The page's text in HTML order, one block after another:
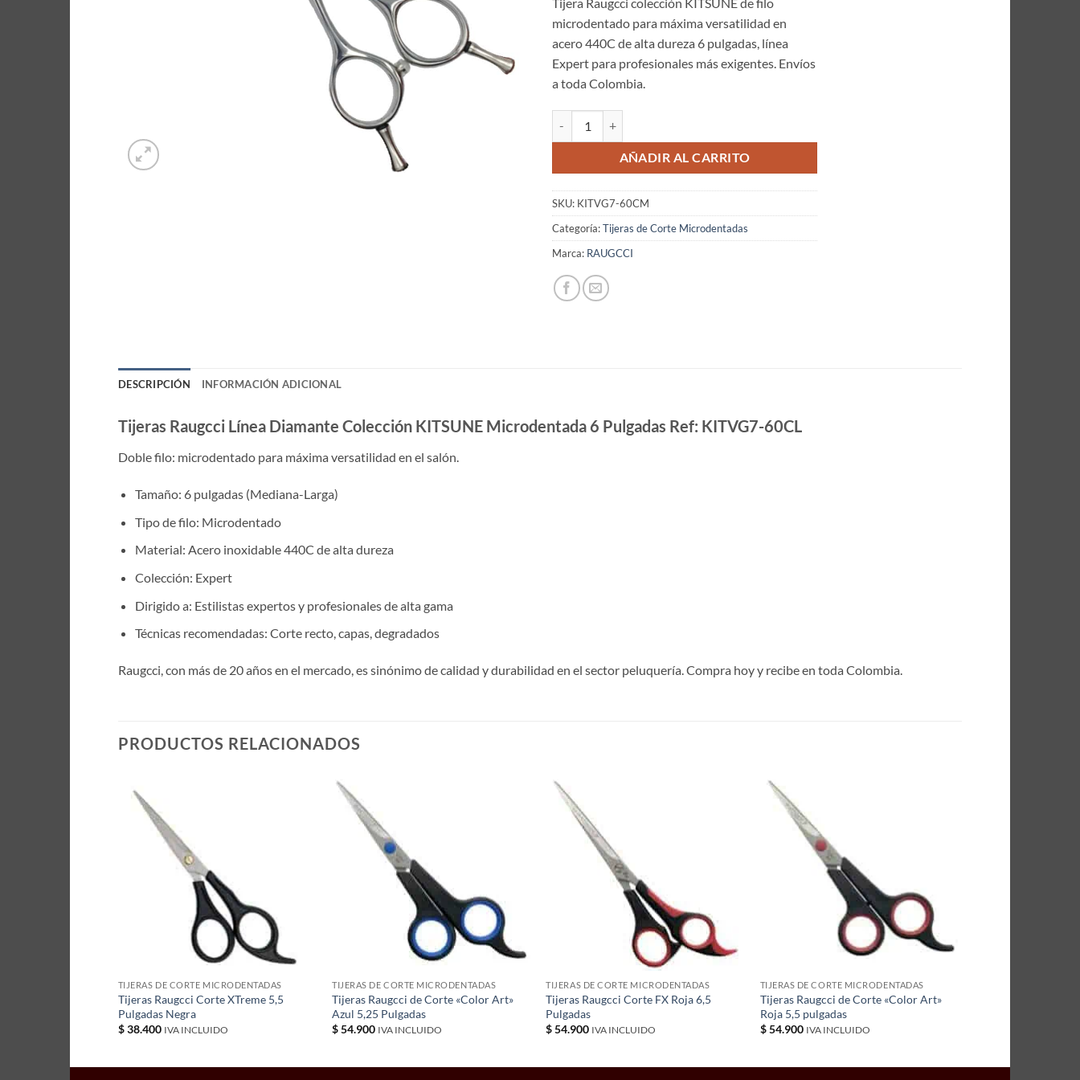
microdentado para máxima versatilidad en
acero 440C de alta dureza 6 pulgadas, línea
Expert para profesionales más exigentes. Envíos
a toda Colombia.
AÑADIR AL CARRITO
SKU: KITVG7-60CM
Categoría:Tijeras de Corte Microdentadas
Marca: RAUGCCI
DESCRIPCIÓN INFORMACIÓN ADICIONAL
Tijeras Raugcci Línea Diamante Colección KITSUNE Microdentada 6 Pulgadas Ref: KITVG7-60CL
Doble filo: microdentado para máxima versatilidad en el salón.
Tamaño: 6 pulgadas (Mediana-Larga)
Tipo de filo: Microdentado
Material: Acero inoxidable 440C de alta dureza
Colección: Expert
Dirigido a: Estilistas expertos y profesionales de alta gama
Técnicas recomendadas: Corte recto, capas, degradados
Raugcci, con más de 20 años en el mercado, es sinónimo de calidad y durabilidad en el sector peluquería. Compra hoy y recibe en toda Colombia.
PRODUCTOS RELACIONADOS
TIJERAS DE CORTE MICRODENTADAS
Tijeras Raugcci Corte XTreme 5,5
Pulgadas Negra
$38.400 IVA INCLUIDO
TIJERAS DE CORTE MICRODENTADAS
Tijeras Raugcci de Corte «Color Art»
Azul 5,25 Pulgadas
$54.900 IVA INCLUIDO
TIJERAS DE CORTE MICRODENTADAS
Tijeras Raugcci Corte FX Roja 6,5
Pulgadas
$54.900 IVA INCLUIDO
TIJERAS DE CORTE MICRODENTADAS
Tijeras Raugcci de Corte «Color Art»
Roja 5,5 pulgadas
$54.900 IVA INCLUIDO